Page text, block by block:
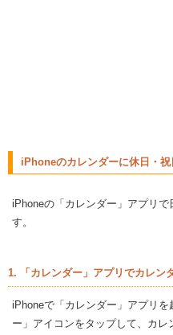
iPhoneのカレンダーに休日・祝
iPhoneの「カレンダー」アプリ
す。
1. 「カレンダー」アプリでカレン
iPhoneで「カレンダー」アプリ
ー」アイコンをタップして、カレ